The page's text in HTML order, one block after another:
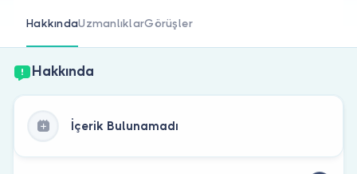
HakkındaUzmanlıklarGörüşler
Hakkında
İçerik Bulunamadı